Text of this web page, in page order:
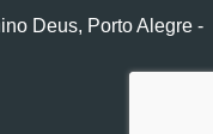
Deus, Porto Alegre -